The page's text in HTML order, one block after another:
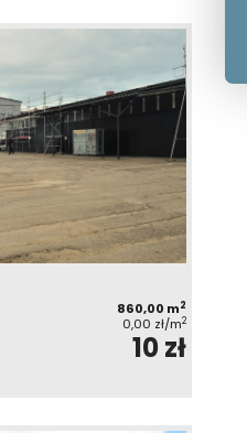
860,00 m2
0,00 zł/m2
10 zł